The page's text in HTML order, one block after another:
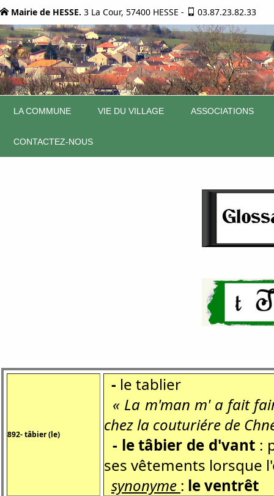
Mairie de HESSE. 3 La Cour, 57400 HESSE - 03.87.23.82.33
LA COMMUNE VIE DU VILLAGE ASSOCIATIONS
CONTACTEZ-NOUS
892- tâbier (le)
- le tablier
« La m'man m' a fait
chez la couturiére de
- le tâbier de d'vant :
ses vêtements lorsque
synonyme : le ventrêt